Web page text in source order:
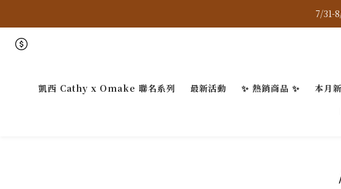
7/31-
7/31-
7/31-
凱西 Cathy x Omake 聯名系列 最新活動 ✨ 熱銷商品 ✨ 本月